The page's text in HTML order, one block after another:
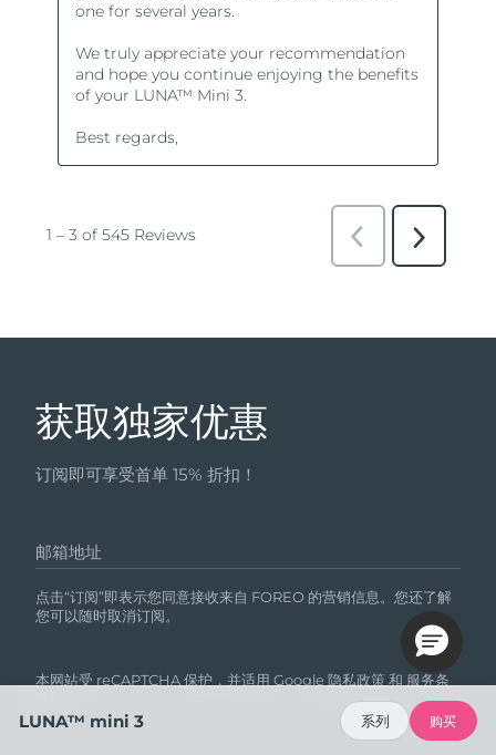
获取独家优惠
订阅即可享受首单 15% 折扣！
邮箱地址
点击“订阅”即表示您同意接收来自 FOREO 的营销信息。您还了解
您可以随时取消订阅。
本网站受 reCAPTCHA 保护，并适用 Google隐私政策 和 服务条
LUNA™ mini 3 系列 购买